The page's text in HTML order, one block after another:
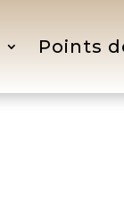
Points